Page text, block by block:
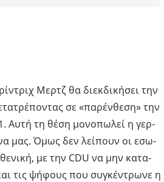
Μερτζ θα διεκ­δι­κή­σει την
σε «πα­ρέν­θε­ση» την
Αυτή τη θέση μο­νο­πω­λεί η γερ­
μας. Όμως δεν λεί­πουν οι εσω­
με την CDU να μην κα­τα­
τις ψή­φους που συ­γκέ­ντρω­νε η